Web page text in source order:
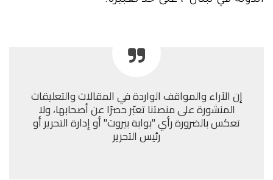
إن الآراء والمواقف الواردة في المقالات والتعليقات
المنشورة على منصتنا تعبّر حصرًا عن أصحابها، ولا
تعكس بالضرورة رأي "بوابة بيروت" أو إدارة التحرير أو
رئيس التحرير